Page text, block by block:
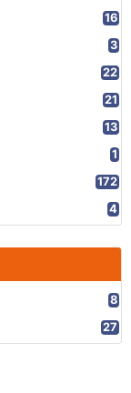
16
3
22
21
13
1
172
4
8
27